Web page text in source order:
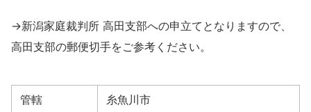
→新潟家庭裁判所 高田支部への申立てとなりますので、
高田支部の郵便切手をご参考ください。
管轄 糸魚川市